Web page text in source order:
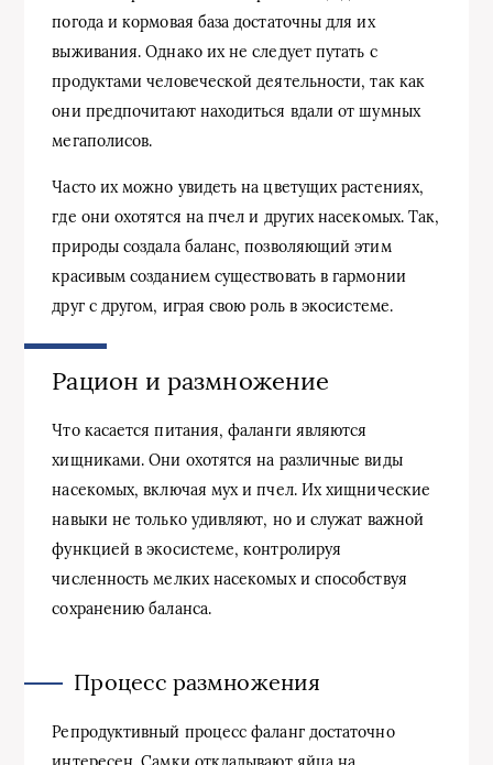
погода и кормовая база достаточны для их
выживания. Однако их не следует путать с
продуктами человеческой деятельности, так как
они предпочитают находиться вдали от шумных
мегаполисов.
Часто их можно увидеть на цветущих растениях,
где они охотятся на пчел и других насекомых. Так,
природы создала баланс, позволяющий этим
красивым созданием существовать в гармонии
друг с другом, играя свою роль в экосистеме.
Рацион и размножение
Что касается питания, фаланги являются
хищниками. Они охотятся на различные виды
насекомых, включая мух и пчел. Их хищнические
навыки не только удивляют, но и служат важной
функцией в экосистеме, контролируя
численность мелких насекомых и способствуя
сохранению баланса.
Процесс размножения
Репродуктивный процесс фаланг достаточно